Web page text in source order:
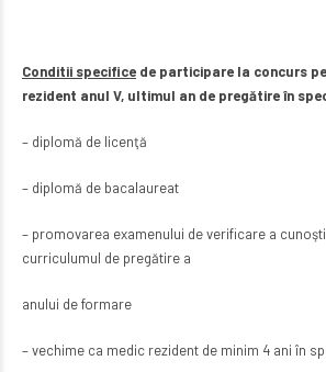
Conditii specifice de participare la concurs
rezident anul V, ultimul an de pregătire în
– diplomă de licenţă
– diplomă de bacalaureat
– promovarea examenului de verificare a
curriculumul de pregătire a
anului de formare
– vechime ca medic rezident de minim 4 ani în